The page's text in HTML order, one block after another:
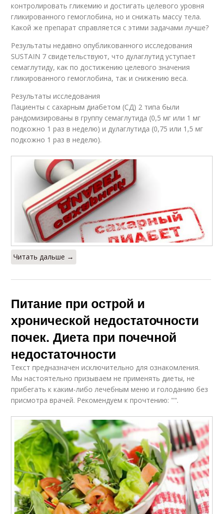
контролировать гликемию и достигать целевого уровня
гликированного гемоглобина, но и снижать массу тела.
Какой же препарат справляется с этими задачами лучше?
Результаты недавно опубликованного исследования
SUSTAIN 7 свидетельствуют, что дулаглутид уступает
семаглутиду, как по достижению целевого значения
гликированного гемоглобина, так и снижению веса.
Результаты исследования
Пациенты с сахарным диабетом (СД) 2 типа были
рандомизированы в группу семаглутида (0,5 мг или 1 мг
подкожно 1 раз в неделю) и дулаглутида (0,75 или 1,5 мг
подкожно 1 раз в неделю).
Читать дальше →
Питание при острой и
хронической недостаточности
почек. Диета при почечной
недостаточности
Текст предназначен исключительно для ознакомления.
Мы настоятельно призываем не применять диеты, не
прибегать к каким-либо лечебным меню и голоданию без
присмотра врачей. Рекомендуем к прочтению: "".